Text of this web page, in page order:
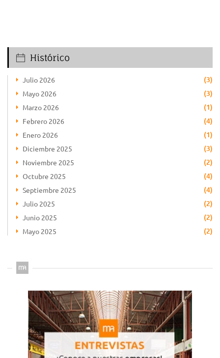
Histórico
Julio 2026 (3)
Mayo 2026 (3)
Marzo 2026 (1)
Febrero 2026 (4)
Enero 2026 (1)
Diciembre 2025 (3)
Noviembre 2025 (2)
Octubre 2025 (4)
Septiembre 2025 (4)
Julio 2025 (2)
Junio 2025 (2)
Mayo 2025 (2)